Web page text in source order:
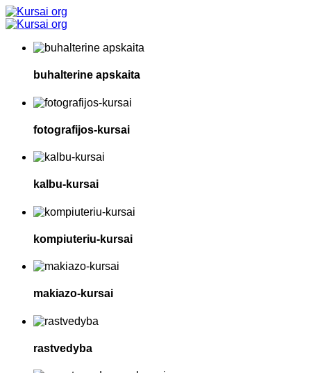
buhalterine apskaita
fotografijos-kursai
kalbu-kursai
kompiuteriu-kursai
makiazo-kursai
rastvedyba